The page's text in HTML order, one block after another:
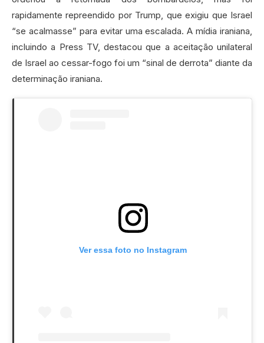
rapidamente repreendido por Trump, que exigiu que Israel
“se acalmasse” para evitar uma escalada. A mídia iraniana,
incluindo a Press TV, destacou que a aceitação unilateral
de Israel ao cessar-fogo foi um “sinal de derrota” diante da
determinação iraniana.
Ver essa foto no Instagram